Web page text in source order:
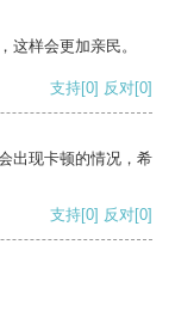
这样会更加亲民。
支持[0] 反对[0]
出现卡顿的情况，希
支持[0] 反对[0]